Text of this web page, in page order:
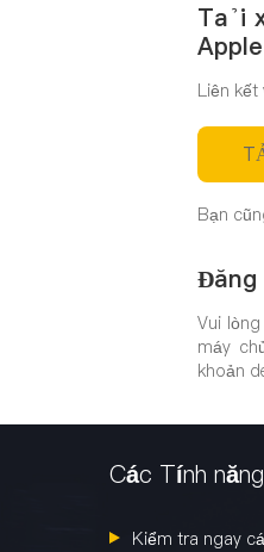
Tải
Liên kết
Bạn
Vui
máy
khoản
Các Tính
Kiểm tra ngay